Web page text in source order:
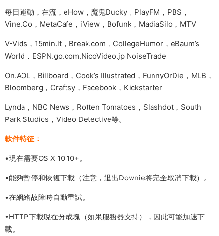
每日運動，在流，eHow，魔鬼Ducky，PlayFM，PBS，
Vine.Co，MetaCafe，iView，Bofunk，MadiaSilo，MTV
V-Vids，15min.lt，Break.com，CollegeHumor，eBaum’s
World，ESPN.go.com,NicoVideo.jp NoiseTrade
On.AOL，Billboard，Cook’s Illustrated，FunnyOrDie，MLB，
Bloomberg，Craftsy，Facebook，Kickstarter
Lynda，NBC News，Rotten Tomatoes，Slashdot，South
Park Studios，Video Detective等。
軟件特征：
•現在需要OS X 10.10+。
•能夠暫停和恢複下載（注意，退出Downie将完全取消下載）。
•在網絡故障時自動重試。
•HTTP下載現在分成塊（如果服務器支持），因此可能加速下
載。